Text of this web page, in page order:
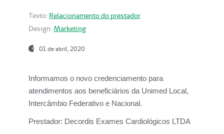
Texto: Relacionamento do prestador
Design: Marketing
01 de abril, 2020
Informamos o novo credenciamento para
atendimentos aos beneficiários da Unimed Local,
Intercâmbio Federativo e Nacional.
Prestador: Decordis Exames Cardiológicos LTDA